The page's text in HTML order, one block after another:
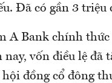
Đã có gần 3 triệu
A Bank chính thức
nay, vốn điều lệ đã
đồng cổ đông